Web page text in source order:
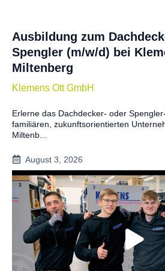
Ausbildung zum
Spengler (m/w/d) bei
Miltenberg
Klemens Ott GmbH
Erlerne das Dachdecker- oder
familiären, zukunftsorientierten
Miltenb...
August 3, 2026